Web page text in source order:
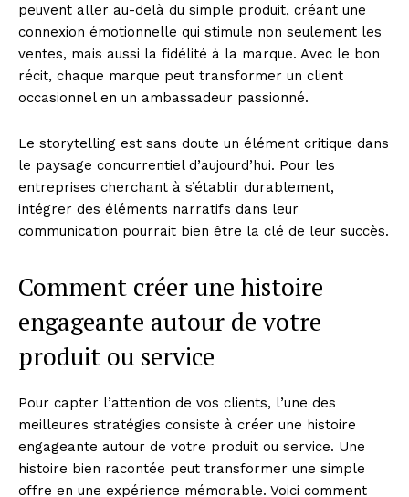
peuvent aller au-delà du simple produit, créant une
connexion émotionnelle qui stimule non seulement les
ventes, mais aussi la fidélité à la marque. Avec le bon
récit, chaque marque peut transformer un client
occasionnel en un ambassadeur passionné.
Le storytelling est sans doute un élément critique dans
le paysage concurrentiel d’aujourd’hui. Pour les
entreprises cherchant à s’établir durablement,
intégrer des éléments narratifs dans leur
communication pourrait bien être la clé de leur succès.
Comment créer une histoire
engageante autour de votre
produit ou service
Pour capter l’attention de vos clients, l’une des
meilleures stratégies consiste à créer une histoire
engageante autour de votre produit ou service. Une
histoire bien racontée peut transformer une simple
offre en une expérience mémorable. Voici comment